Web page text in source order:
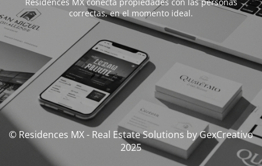
correctas, en el momento ideal.
© Residences MX - Real Estate Solutions by GexCreativo
2025